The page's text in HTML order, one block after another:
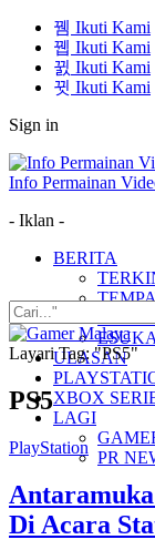
Ikuti Kami
Ikuti Kami
Ikuti Kami
Ikuti Kami
Sign in
Info Permainan
- Iklan -
BERITA
ULASAN
XBOX
LAGI
PR
Layari Tag: "PS5"
PS5
PlayStation
Di Acara